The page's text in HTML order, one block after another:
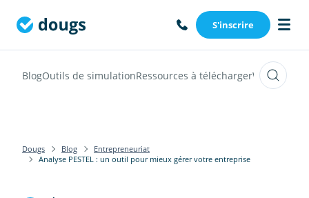
S'inscrire
BlogOutils de simulationRessources à téléchargerWebinars
Dougs Blog
Entrepreneuriat
Analyse PESTEL : un outil pour mieux gérer votre entreprise